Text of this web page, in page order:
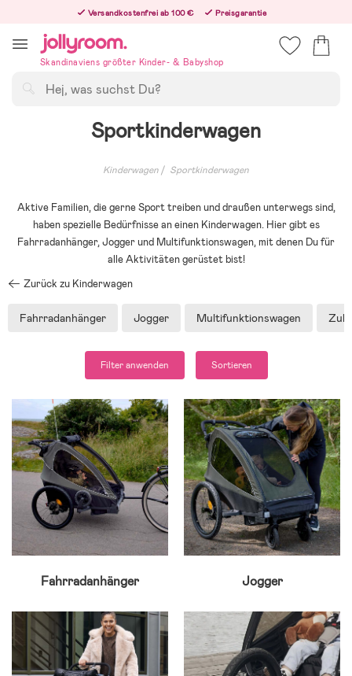
innehållet
Versandkostenfrei ab 100 €
Preisgarantie
Bestelle heute, dann versenden wir direkt nach dem Feiertag
Skandinaviens größter Kinder- & Babyshop
Sportkinderwagen
Kinderwagen Sportkinderwagen
Aktive Familien, die gerne Sport treiben und draußen unterwegs sind,
haben spezielle Bedürfnisse an einen Kinderwagen. Hier gibt es
Fahrradanhänger, Jogger und Multifunktionswagen, mit denen Du für
alle Aktivitäten gerüstet bist!
Zurück zu Kinderwagen
Fahrradanhänger Jogger Multifunktionswagen
Filter anwenden Sortieren
Fahrradanhänger Jogger